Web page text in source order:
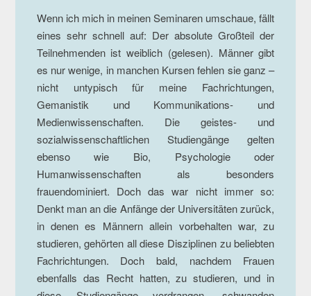
Wenn ich mich in meinen Seminaren umschaue, fällt
eines sehr schnell auf: Der absolute Großteil der
Teilnehmenden ist weiblich (gelesen). Männer gibt
es nur wenige, in manchen Kursen fehlen sie ganz –
nicht untypisch für meine Fachrichtungen,
Gemanistik und Kommunikations- und
Medienwissenschaften. Die geistes- und
sozialwissenschaftlichen Studiengänge gelten
ebenso wie Bio, Psychologie oder
Humanwissenschaften als besonders
frauendominiert. Doch das war nicht immer so:
Denkt man an die Anfänge der Universitäten zurück,
in denen es Männern allein vorbehalten war, zu
studieren, gehörten all diese Disziplinen zu beliebten
Fachrichtungen. Doch bald, nachdem Frauen
ebenfalls das Recht hatten, zu studieren, und in